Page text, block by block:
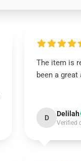
The item is
been a
D Delilah
Verified